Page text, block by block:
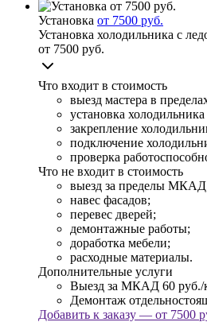
Установка от 7500 руб.
Установка холодильника с
от 7500 руб.
Что входит в стоимость
выезд мастера в
установка
закрепление
подключение
проверка
Что не входит в стоимость
выезд за пределы
навес фасадов;
перевес дверей;
демонтажные работы;
доработка мебели;
расходные материалы.
Дополнительные услуги
Выезд за МКАД 60
Демонтаж
Добавить к заказу — от 7500